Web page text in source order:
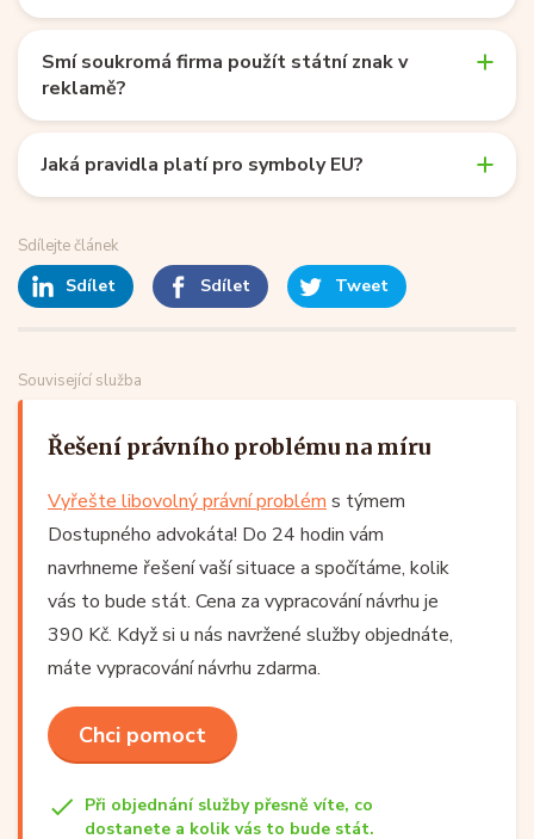
Smí soukromá firma použít státní znak v
reklamě?
Jaká pravidla platí pro symboly EU?
Sdílejte článek
Sdílet Sdílet Tweet
Související služba
Řešení právního problému na míru
Vyřešte libovolný právní problém s týmem
Dostupného advokáta! Do 24 hodin vám
navrhneme řešení vaší situace a spočítáme, kolik
vás to bude stát. Cena za vypracování návrhu je
390 Kč. Když si u nás navržené služby objednáte,
máte vypracování návrhu zdarma.
Chci pomoct
Při objednání služby přesně víte, co
dostanete a kolik vás to bude stát.